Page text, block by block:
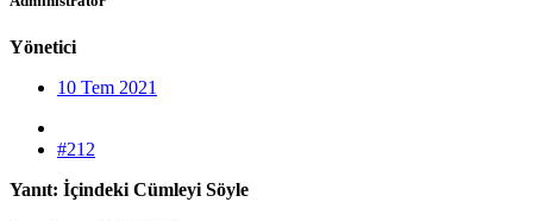
Yönetici
10 Tem 2021
#212
Yanıt: İçindeki Cümleyi Söyle